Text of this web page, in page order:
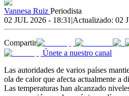
Vannesa Ruiz Periodista
02 JUL 2026 - 18:31 |Actualizado: 02
Compartir
Únete a nuestro canal
Las autoridades de varios países
ola de calor que afecta actualmente a
Las temperaturas han alcanzado